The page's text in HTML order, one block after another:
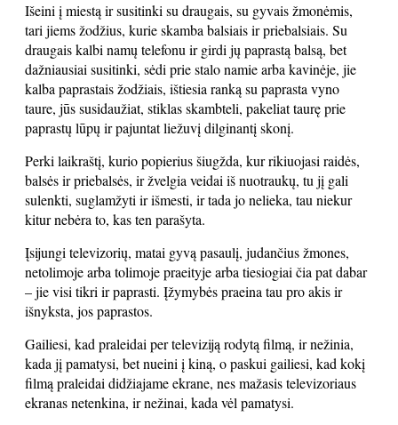
Išeini į miestą ir susitinki su draugais, su gyvais žmonėmis,
tari jiems žodžius, kurie skamba balsiais ir priebalsiais. Su
draugais kalbi namų telefonu ir girdi jų paprastą balsą, bet
dažniausiai susitinki, sėdi prie stalo namie arba kavinėje, jie
kalba paprastais žodžiais, ištiesia ranką su paprasta vyno
taure, jūs susidaužiat, stiklas skambteli, pakeliat taurę prie
paprastų lūpų ir pajuntat liežuvį dilginantį skonį.
Perki laikraštį, kurio popierius šiugžda, kur rikiuojasi raidės,
balsės ir priebalsės, ir žvelgia veidai iš nuotraukų, tu jį gali
sulenkti, suglamžyti ir išmesti, ir tada jo nelieka, tau niekur
kitur nebėra to, kas ten parašyta.
Įsijungi televizorių, matai gyvą pasaulį, judančius žmones,
netolimoje arba tolimoje praeityje arba tiesiogiai čia pat dabar
– jie visi tikri ir paprasti. Įžymybės praeina tau pro akis ir
išnyksta, jos paprastos.
Gailiesi, kad praleidai per televiziją rodytą filmą, ir nežinia,
kada jį pamatysi, bet nueini į kiną, o paskui gailiesi, kad kokį
filmą praleidai didžiajame ekrane, nes mažasis televizoriaus
ekranas netenkina, ir nežinai, kada vėl pamatysi.